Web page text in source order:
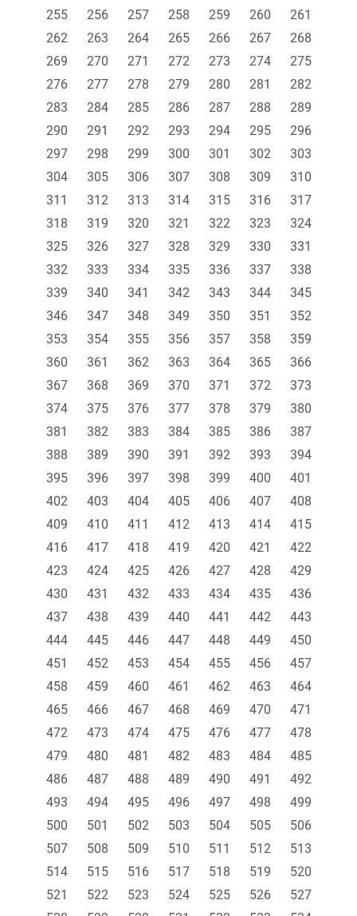
255
256 257 258 259 260
261
262
263 264 265 266 267
268
269
270 271 272 273 274
275
276
277 278 279 280 281
282
283
284 285 286 287 288
289
290
291 292 293 294 295
296
297
298 299 300 301 302
303
304
305 306 307 308 309
310
311
312 313 314 315 316
317
318
319 320 321 322 323
324
325
326 327 328 329 330
331
332
333 334 335 336 337
338
339
340 341 342 343 344
345
346
347 348 349 350 351
352
353
354 355 356 357 358
359
360
361 362 363 364 365
366
367
368 369 370 371 372
373
374
375 376 377 378 379
380
381
382 383 384 385 386
387
388
389 390 391 392 393
394
395
396 397 398 399 400
401
402
403 404 405 406 407
408
409
410 411 412 413 414
415
416
417 418 419 420 421
422
423
424 425 426 427 428
429
430
431 432 433 434 435
436
437
438 439 440 441 442
443
444
445 446 447 448 449
450
451
452 453 454 455 456
457
458
459 460 461 462 463
464
465
466 467 468 469 470
471
472
473 474 475 476 477
478
479
480 481 482 483 484
485
486
487 488 489 490 491
492
493
494 495 496 497 498
499
500
501 502 503 504 505
506
507
508 509 510 511 512
513
514
515 516 517 518 519
520
521
522 523 524 525 526
527